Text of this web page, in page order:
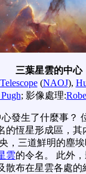
三葉星雲的中心
(NAOJ),
; 影像處理:
發生了什麼事？
的恆星形成區，其
，三道鮮明的塵
雲的令名。 此外
散布在星雲各處的